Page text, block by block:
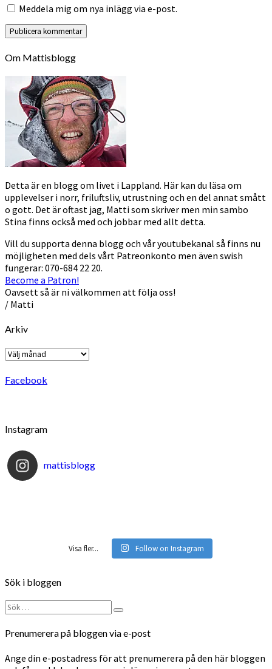
Meddela mig om nya inlägg via e-post.
Om Mattisblogg
Detta är en blogg om livet i Lappland. Här kan du läsa om
upplevelser i norr, friluftsliv, utrustning och en del annat smått
o gott. Det är oftast jag, Matti som skriver men min sambo
Stina finns också med och jobbar med allt detta.
Vill du supporta denna blogg och vår youtubekanal så finns nu
möjligheten med dels vårt Patreonkonto men även swish
fungerar: 070-684 22 20.
Become a Patron!
Oavsett så är ni välkommen att följa oss!
/ Matti
Arkiv
Arkiv
Facebook
Instagram
mattisblogg
Visa fler... Follow on Instagram
Sök i bloggen
Sök
efter:
Sök
Prenumerera på bloggen via e-post
Ange din e-postadress för att prenumerera på den här bloggen